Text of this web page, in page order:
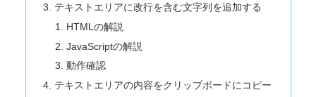
テキストエリアに改行を含む文字列を追加する
HTMLの解説
JavaScriptの解説
動作確認
テキストエリアの内容をクリップボードにコピー